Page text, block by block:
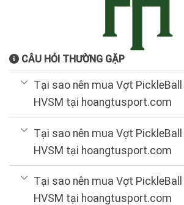
CÂU HỎI THƯỜNG GẶP
Tại sao nên mua Vợt
HVSM tại hoangtusport.com
Tại sao nên mua Vợt
HVSM tại hoangtusport.com
Tại sao nên mua Vợt
HVSM tại hoangtusport.com